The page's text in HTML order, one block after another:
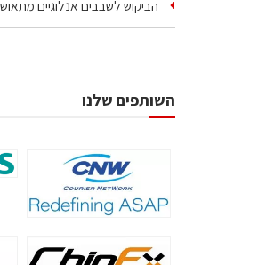
הביקוש לשבבים אנלוגיים
השותפים שלנו